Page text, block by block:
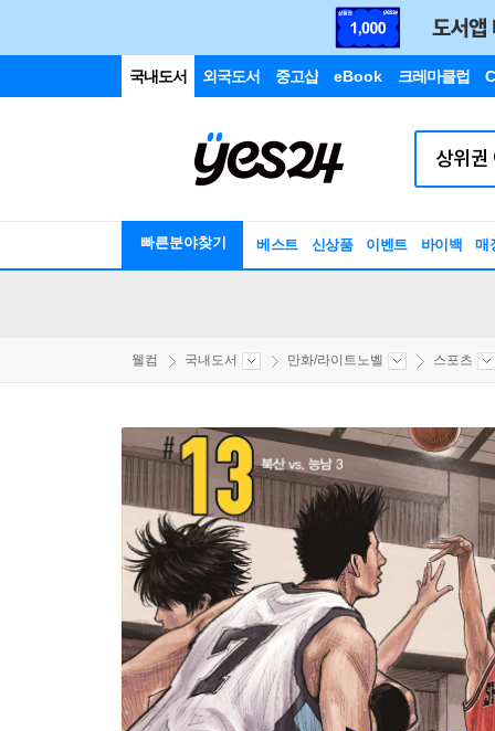
국내도서 외국도서 중고샵 eBook 크레마클럽
빠른분야찾기 베스트 신상품 이벤트 바이백 매
웰컴 국내도서 만화/라이트노벨 스포츠